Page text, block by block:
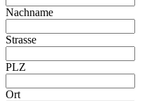
Nachname
Strasse
PLZ
Ort